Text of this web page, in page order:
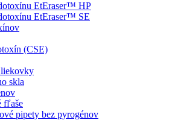
EtEraser™ HP
EtEraser™ SE
(CSE)
skla
fľaše
pipety bez pyrogénov